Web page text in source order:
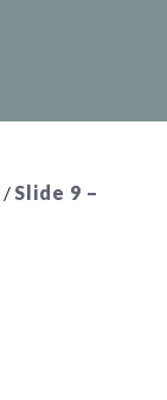
/Slide 9 –